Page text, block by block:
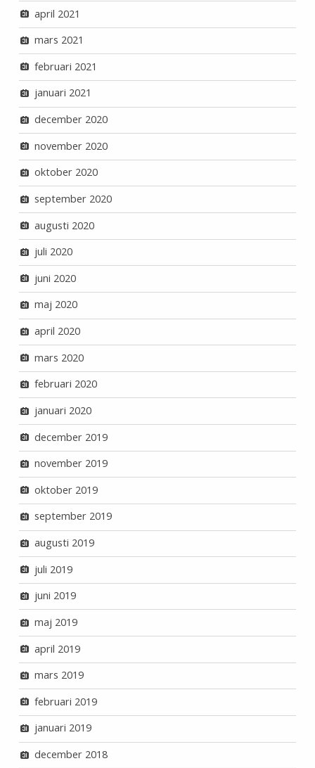
april 2021
mars 2021
februari 2021
januari 2021
december 2020
november 2020
oktober 2020
september 2020
augusti 2020
juli 2020
juni 2020
maj 2020
april 2020
mars 2020
februari 2020
januari 2020
december 2019
november 2019
oktober 2019
september 2019
augusti 2019
juli 2019
juni 2019
maj 2019
april 2019
mars 2019
februari 2019
januari 2019
december 2018